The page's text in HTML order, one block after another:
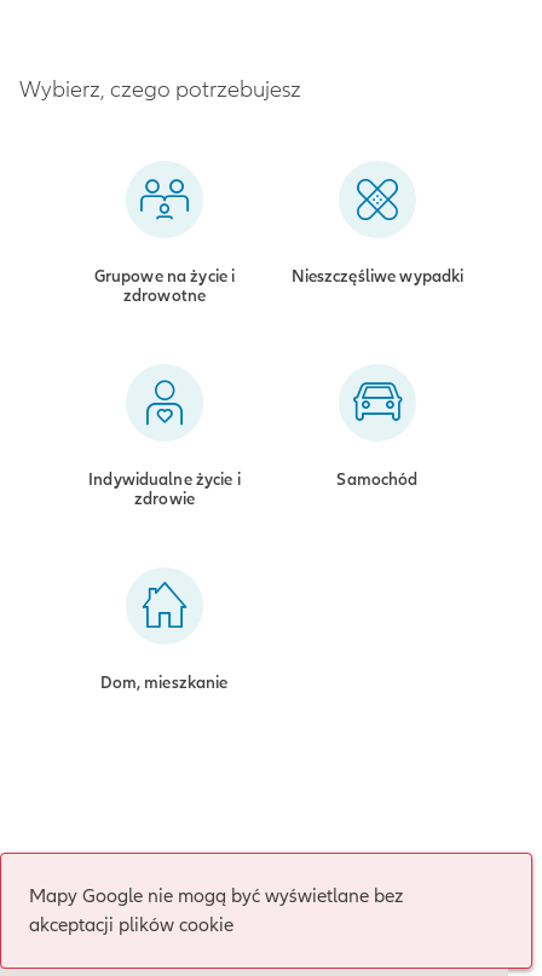
Wybierz, czego potrzebujesz
Grupowe na życie i
zdrowotne
Nieszczęśliwe wypadki
Indywidualne życie i
zdrowie
Samochód
Dom, mieszkanie
Mapy Google nie mogą być wyświetlane bez
akceptacji plików cookie